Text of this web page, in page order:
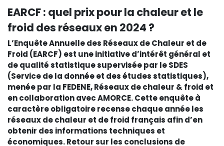
EARCF : quel prix pour la chaleur et le
froid des réseaux en 2024 ?
L’Enquête Annuelle des Réseaux de Chaleur et de
Froid (EARCF) est une initiative d’intérêt général et
de qualité statistique supervisée par le SDES
(Service de la donnée et des études statistiques),
menée par la FEDENE, Réseaux de chaleur & froid et
en collaboration avec AMORCE. Cette enquête à
caractère obligatoire recense chaque année les
réseaux de chaleur et de froid français afin d’en
obtenir des informations techniques et
économiques. Retour sur les conclusions de